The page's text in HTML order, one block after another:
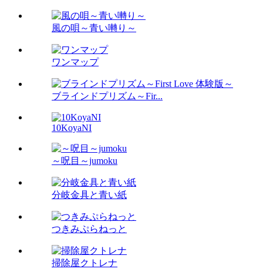
風の唄～青い囀り～
ワンマップ
ブラインドプリズム～Fir...
10KoyaNI
～呪目～jumoku
分岐金具と青い紙
つきみぷらねっと
掃除屋クトレナ